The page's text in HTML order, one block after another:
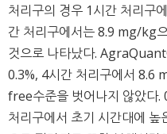
처리구의 경우 1시간 처리구
간 처리구에서는 8.9 mg/kg
것으로 나타났다.
0.3%, 4시간 처리구에서
free수준을 벗어나지 않았다.
처리구에서 초기 시간대에 높